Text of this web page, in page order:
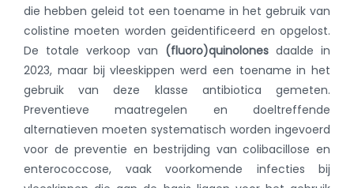
die hebben geleid tot een toename in het gebruik van
colistine moeten worden geïdentificeerd en opgelost.
De totale verkoop van (fluoro)quinolones daalde in
2023, maar bij vleeskippen werd een toename in het
gebruik van deze klasse antibiotica gemeten.
Preventieve maatregelen en doeltreffende
alternatieven moeten systematisch worden ingevoerd
voor de preventie en bestrijding van colibacillose en
enterococcose, vaak voorkomende infecties bij